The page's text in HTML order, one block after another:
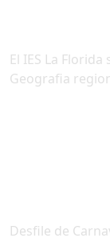
El IES La
Geografia
Desfile de